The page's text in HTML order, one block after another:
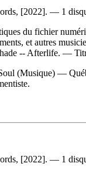
[2022]. — 1
du fichier
et autres
-- Afterlife. —
(Musique) —
[2022]. — 1